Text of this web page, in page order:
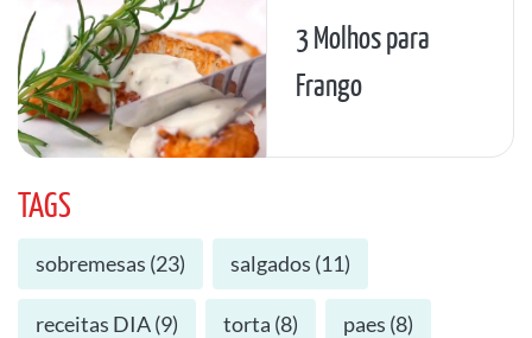
3 Molhos para
Frango
TAGS
sobremesas (23) salgados (11)
receitas DIA(9) torta (8) paes (8)